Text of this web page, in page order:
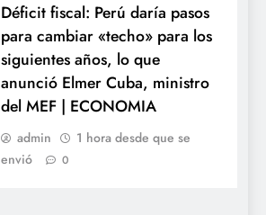
Déficit fiscal: Perú daría pasos
para cambiar «techo» para los
siguientes años, lo que
anunció Elmer Cuba, ministro
del MEF | ECONOMIA
admin
1 hora desde que se
envió
0